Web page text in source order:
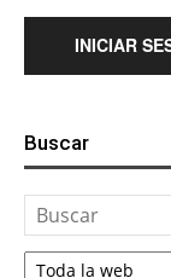
INICIAR
Buscar